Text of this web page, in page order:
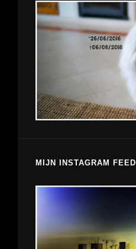
MIJN INSTAGRAM FEED